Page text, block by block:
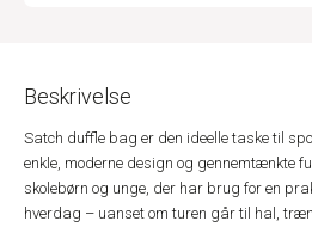
Beskrivelse
Satch duffle bag er den ideelle taske til
enkle, moderne design og gennemtænkte
skolebørn og unge, der har brug for en
hverdag – uanset om turen går til hal,